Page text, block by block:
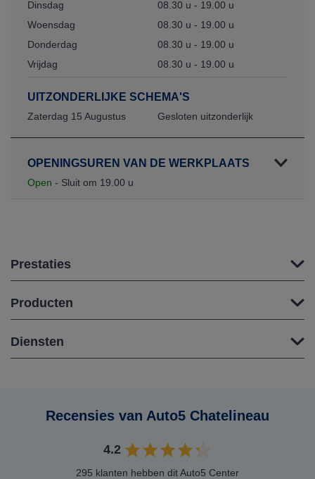
Dinsdag
08.30 u - 19.00 u
Woensdag
08.30 u - 19.00 u
Donderdag
08.30 u - 19.00 u
Vrijdag
08.30 u - 19.00 u
UITZONDERLIJKE SCHEMA'S
Zaterdag 15 Augustus Gesloten uitzonderlijk
OPENINGSUREN VAN DE WERKPLAATS
Open - Sluit om 19.00 u
Prestaties
Producten
Diensten
Recensies van Auto5 Chatelineau
4.2
295 klanten hebben dit Auto5 Center